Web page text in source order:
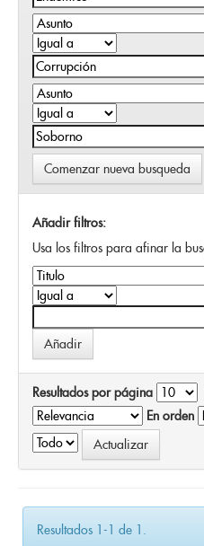
Comenzar nueva busqueda
Añadir filtros:
Usa los filtros para afinar la
Resultados por página
En orden
Resultados 1-1 de 1.